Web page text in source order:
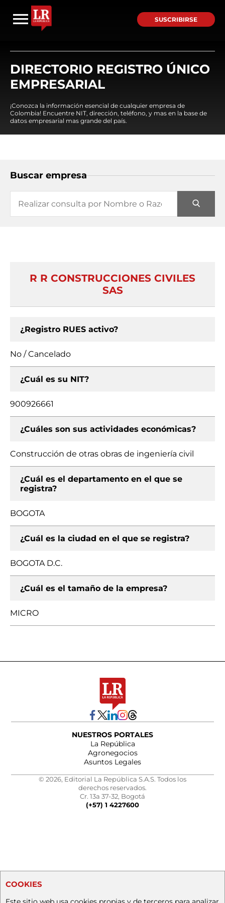
SUSCRIBIRSE
DIRECTORIO REGISTRO ÚNICO
EMPRESARIAL
¡Conozca la información esencial de cualquier empresa de
Colombia! Encuentre NIT, dirección, teléfono, y mas en la base de
datos empresarial mas grande del país.
Buscar empresa
R R CONSTRUCCIONES CIVILES
SAS
¿Registro RUES activo?
No / Cancelado
¿Cuál es su NIT?
900926661
¿Cuáles son sus actividades económicas?
Construcción de otras obras de ingeniería civil
¿Cuál es el departamento en el que se
registra?
BOGOTA
¿Cuál es la ciudad en el que se registra?
BOGOTA D.C.
¿Cuál es el tamaño de la empresa?
MICRO
NUESTROS PORTALES
La República
Agronegocios
Asuntos Legales
© 2026, Editorial La República S.A.S. Todos los
derechos reservados.
Cr. 13a 37-32, Bogotá
(+57) 1 4227600
COOKIES